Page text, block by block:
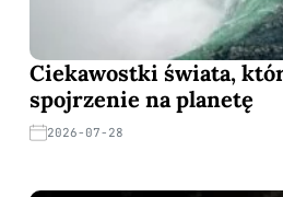
Ciekawostki świata,
spojrzenie na planetę
2026-07-28